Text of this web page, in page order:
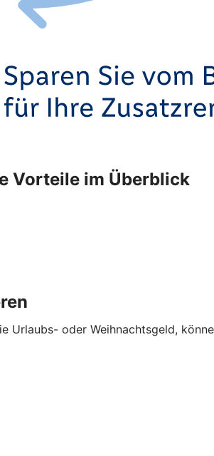
Vorteile im Überblick
Urlaubs- oder Weihnachtsgeld,